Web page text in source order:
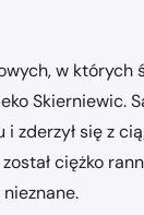
w których
się z
ciężko